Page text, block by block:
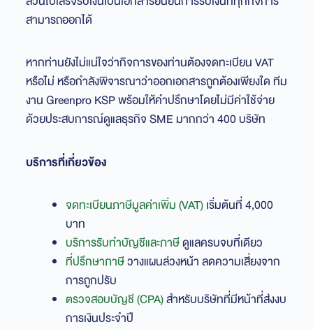
สามารถออกได้
หากท่านยังไม่แน่ใจว่ากิจการของท่านต้องจดทะเบียน VAT
หรือไม่ หรือกำลังพิจารณาว่าออกเอกสารถูกต้องเพียงใด ทีม
งาน Greenpro KSP พร้อมให้คำปรึกษาโดยไม่มีค่าใช้จ่าย
ด้วยประสบการณ์ดูแลธุรกิจ SME มากกว่า 400 บริษัท
บริการที่เกี่ยวข้อง
จดทะเบียนภาษีมูลค่าเพิ่ม (VAT)เริ่มต้นที่ 4,000
บาท
บริการรับทำบัญชีและภาษีดูแลครบจบที่เดียว
ที่ปรึกษาภาษีวางแผนล่วงหน้า ลดความเสี่ยงจาก
การถูกปรับ
ตรวจสอบบัญชี (CPA)สำหรับบริษัทที่มีหน้าที่ส่งงบ
การเงินประจำปี